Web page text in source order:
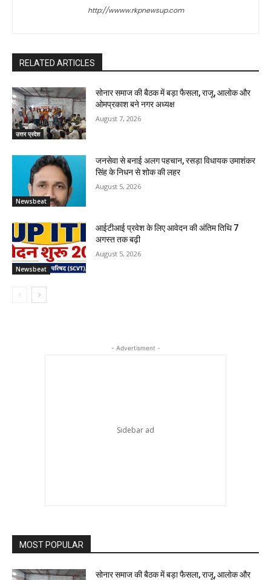
http://wwww.rkpnewsup.com
RELATED ARTICLES
उत्तर प्रदेश
सोनार समाज की बैठक में बड़ा फैसला, राजू, आलोक और
ओमप्रकाश बने नगर अध्यक्ष
August 7, 2026
Newsbeat
जनसेवा से बनाई अलग पहचान, रसड़ा विधायक उमाशंकर
सिंह के निधन से शोक की लहर
August 5, 2026
Newsbeat
आईटीआई प्रवेश के लिए आवेदन की अंतिम तिथि 7
अगस्त तक बढ़ी
August 5, 2026
- Advertisment -
MOST POPULAR
सोनार समाज की बैठक में बड़ा फैसला, राजू, आलोक और